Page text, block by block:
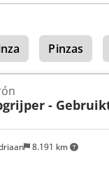
aspiración *
* Peso propio: 85 kg
Pinzas
8.191 km
-